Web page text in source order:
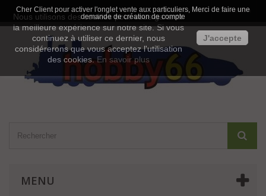
Cher Client pour activer l'onglet vente aux particuliers, Merci de faire une
demande de création de compte
Connexion
Contactez-nous
MENU
Nous utilisons des cookies pour vous garantir
la meilleure expérience sur notre site. Si vous
continuez à utiliser ce dernier, nous
considérerons que vous acceptez l'utilisation
des cookies.En savoir plus
J'accepte